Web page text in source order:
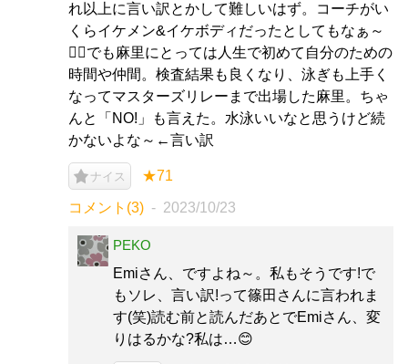
れ以上に言い訳とかして難しいはず。コーチがい
くらイケメン&イケボディだったとしてもなぁ～
🏊‍♀でも麻里にとっては人生で初めて自分のための
時間や仲間。検査結果も良くなり、泳ぎも上手く
なってマスターズリレーまで出場した麻里。ちゃ
んと「NO!」も言えた。水泳いいなと思うけど続
かないよな～←言い訳
ナイス ★71
コメント(3) 2023/10/23
PEKO
Emiさん、ですよね～。私もそうです!で
もソレ、言い訳!って篠田さんに言われま
す(笑)読む前と読んだあとでEmiさん、変
りはるかな?私は…😊